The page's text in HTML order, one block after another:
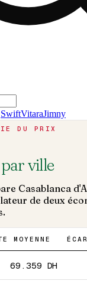
SwiftVitaraJimny
DU PRIX
ville
Casablanca
de deux
MOYENNE
69.359 DH